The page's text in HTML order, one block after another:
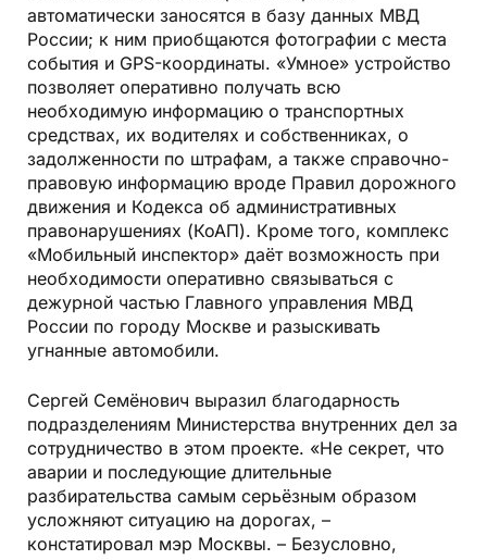
автоматически заносятся в базу данных МВД
России; к ним приобщаются фотографии с места
события и GPS-координаты. «Умное» устройство
позволяет оперативно получать всю
необходимую информацию о транспортных
средствах, их водителях и собственниках, о
задолженности по штрафам, а также справочно-
правовую информацию вроде Правил дорожного
движения и Кодекса об административных
правонарушениях (КоАП). Кроме того, комплекс
«Мобильный инспектор» даёт возможность при
необходимости оперативно связываться с
дежурной частью Главного управления МВД
России по городу Москве и разыскивать
угнанные автомобили.
Сергей Семёнович выразил благодарность
подразделениям Министерства внутренних дел за
сотрудничество в этом проекте. «Не секрет, что
аварии и последующие длительные
разбирательства самым серьёзным образом
усложняют ситуацию на дорогах, –
констатировал мэр Москвы. – Безусловно,